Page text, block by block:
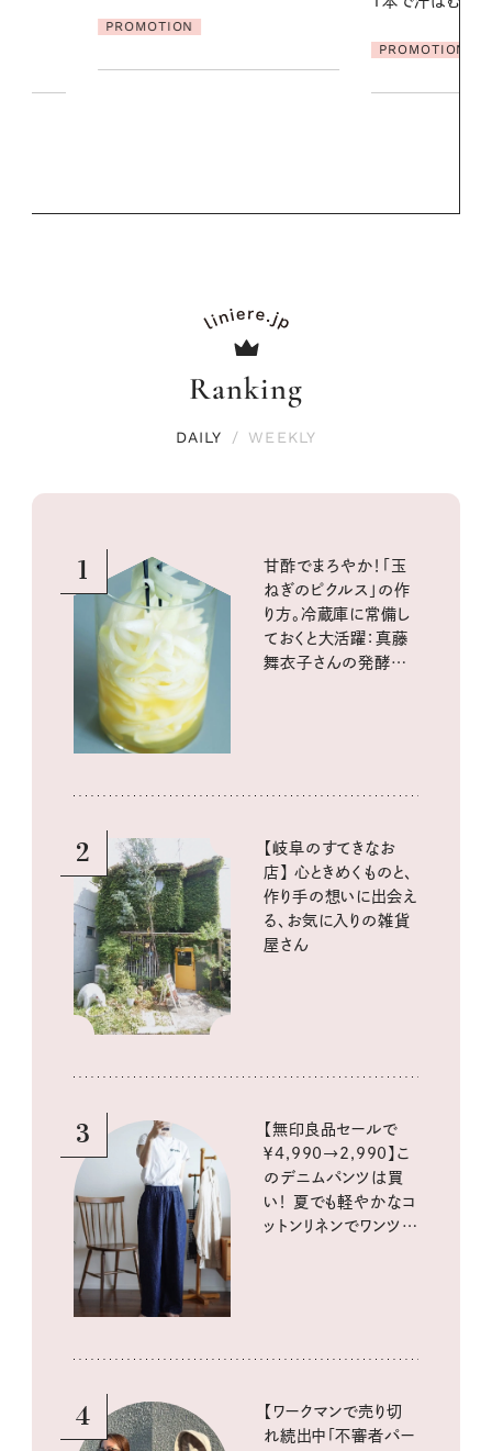
Ranking
DAILY / WEEKLY
1
甘酢でまろやか！「玉
ねぎのピクルス」の作
り方。冷蔵庫に常備し
ておくと大活躍：真藤
舞衣子さんの発酵と
2
【岐阜のすてきなお
店】 心ときめくものと、
作り手の想いに出会え
る、お気に入りの雑貨
屋さん
3
【無印良品セールで
￥4,990→2,990】こ
のデニムパンツは買
い！ 夏でも軽やかなコ
ットンリネンでワンツー
4
【ワークマンで売り切
れ続出中「不審者パー